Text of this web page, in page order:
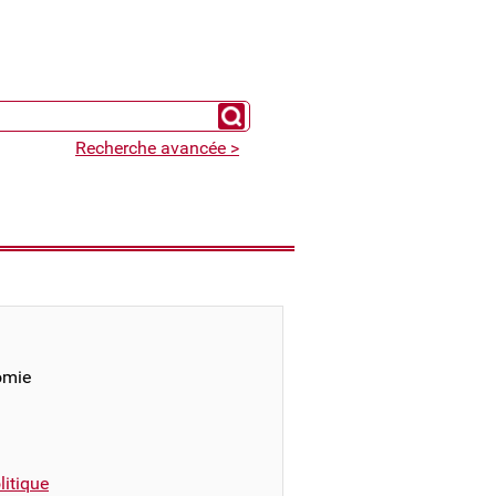
Chercher un expert
Recherche avancée >